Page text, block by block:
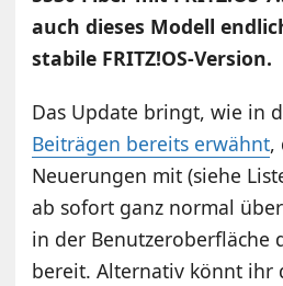
auch dieses Modell
stabile FRITZ!OS-Version.
Das Update bringt, wie in
Beiträgen bereits erwähnt,
Neuerungen mit (siehe
ab sofort ganz normal
in der Benutzeroberfläche
bereit. Alternativ könnt ihr